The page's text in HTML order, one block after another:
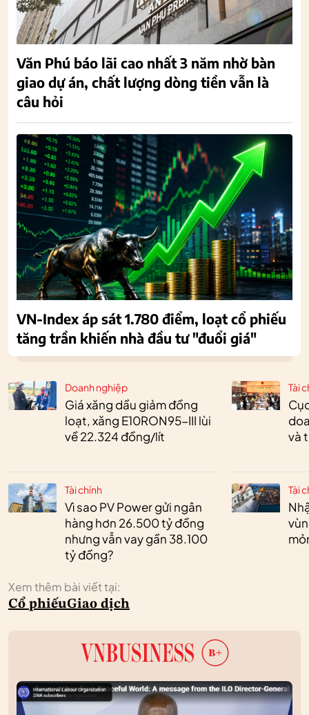
Doanh nghiệp
Giá xăng dầu giảm đồng
loạt, xăng E10RON95-III lùi
về 22.324 đồng/lít
Tài chính
Vì sao PV Power gửi ngân
hàng hơn 26.500 tỷ đồng
nhưng vẫn vay gần 38.100
tỷ đồng?
Tài
và
Tài
Xem thêm bài viết tại:
Cổ phiếuGiao dịch
Văn Phú báo lãi cao nhất 3 năm nhờ bàn
giao dự án, chất lượng dòng tiền vẫn là
câu hỏi
VN-Index áp sát 1.780 điểm, loạt cổ phiếu
tăng trần khiến nhà đầu tư "đuổi giá"